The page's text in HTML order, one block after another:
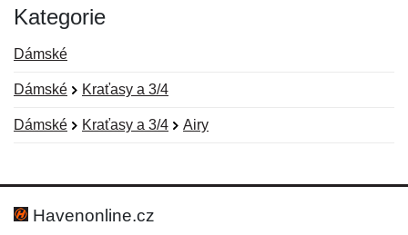
Kategorie
Dámské
Dámské Kraťasy a 3/4
Dámské Kraťasy a 3/4 Airy
Hodnocení:
Jméno:
Havenonline.cz